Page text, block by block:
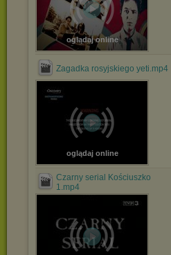
oglądaj online
Zagadka rosyjskiego yeti.mp4
oglądaj online
Czarny serial Kościuszko
1.mp4